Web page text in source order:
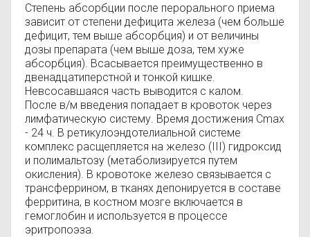
Степень абсорбции после перорального приема
зависит от степени дефицита железа (чем больше
дефицит, тем выше абсорбция) и от величины
дозы препарата (чем выше доза, тем хуже
абсорбция). Всасывается преимущественно в
двенадцатиперстной и тонкой кишке.
Невсосавшаяся часть выводится с калом.
После в/м введения попадает в кровоток через
лимфатическую систему. Время достижения Cmax
- 24 ч. В ретикулоэндотелиальной системе
комплекс расщепляется на железо (III) гидроксид
и полимальтозу (метаболизируется путем
окисления). В кровотоке железо связывается с
трансферрином, в тканях депонируется в составе
ферритина, в костном мозге включается в
гемоглобин и используется в процессе
эритропоэза.